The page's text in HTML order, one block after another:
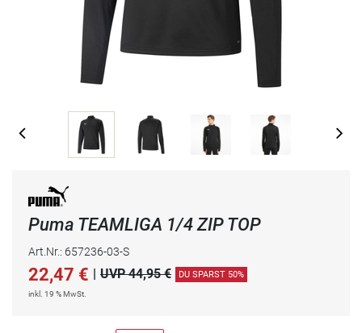
Puma TEAMLIGA 1/4 ZIP TOP
Art.Nr.: 657236-03-S
22,47 € UVP 44,95 € DU SPARST 50%
inkl. 19 % MwSt.